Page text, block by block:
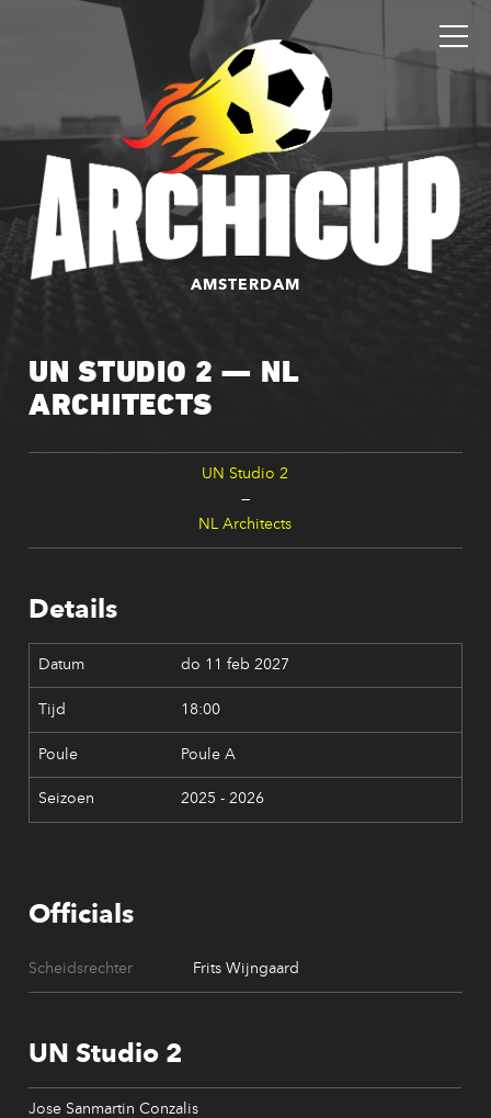
AMSTERDAM
UN STUDIO 2 — NL
ARCHITECTS
UN Studio 2
—
NL Architects
Details
do 11 feb 2027
18:00
Poule A
2025 - 2026
Officials
Scheidsrechter Frits Wijngaard
UN Studio 2
Jose Sanmartin Conzalis